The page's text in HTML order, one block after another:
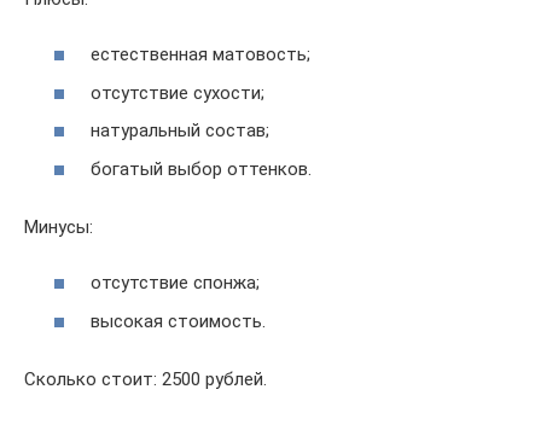
естественная матовость;
отсутствие сухости;
натуральный состав;
богатый выбор оттенков.
Минусы:
отсутствие спонжа;
высокая стоимость.
Сколько стоит: 2500 рублей.